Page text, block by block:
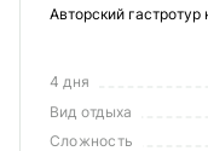
Авторский гастротур
4 дня
Вид отдыха
Сложность